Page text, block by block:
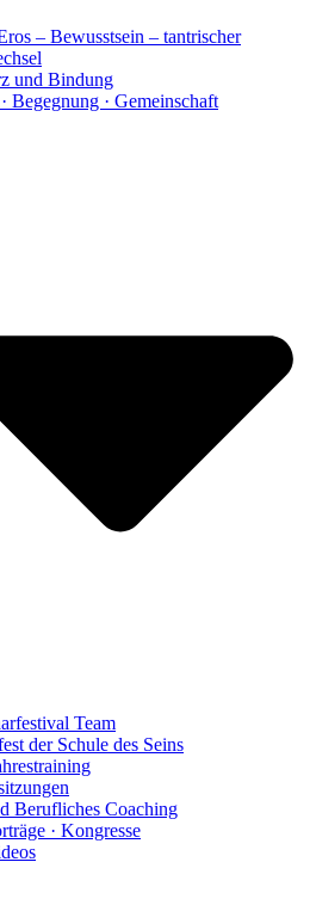
– Bewusstsein – tantrischer
und Bindung
Begegnung · Gemeinschaft
Team
der Schule des Seins
Berufliches Coaching
· Kongresse